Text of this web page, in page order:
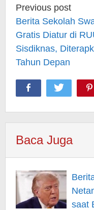
Post
navigation
Previous post
Berita Sekolah
Gratis Diatur di
Sisdiknas,
Tahun Depan
Baca Juga
saat